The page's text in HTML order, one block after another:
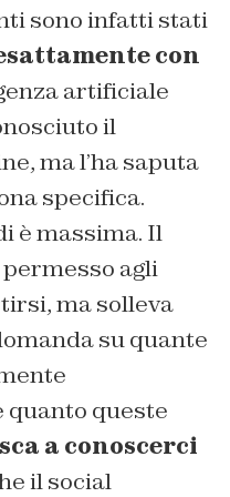
sono infatti stati
con
artificiale
il
ma l’ha saputa
specifica.
è massima. Il
agli
ma solleva
su quante
quanto queste
a conoscerci
il social